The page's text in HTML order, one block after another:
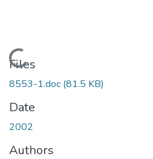
Loading...
Files
8553-1.doc (81.5 KB)
Date
2002
Authors